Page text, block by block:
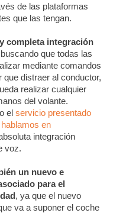
de las plataformas
que las tengan.
completa integración
que todas las
mediante comandos
distraer al conductor,
realizar cualquier
del volante.
elservicio presentado
en
integración
voz.
un nuevo e
para el
, ya que el nuevo
va a suponer el coche